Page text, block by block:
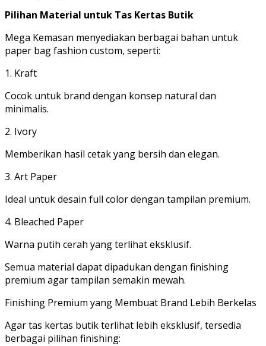
Pilihan Material untuk Tas Kertas Butik
Mega Kemasan menyediakan berbagai bahan untuk
paper bag fashion custom, seperti:
1. Kraft
Cocok untuk brand dengan konsep natural dan
minimalis.
2. Ivory
Memberikan hasil cetak yang bersih dan elegan.
3. Art Paper
Ideal untuk desain full color dengan tampilan premium.
4. Bleached Paper
Warna putih cerah yang terlihat eksklusif.
Semua material dapat dipadukan dengan finishing
premium agar tampilan semakin mewah.
Finishing Premium yang Membuat Brand Lebih Berkelas
Agar tas kertas butik terlihat lebih eksklusif, tersedia
berbagai pilihan finishing: